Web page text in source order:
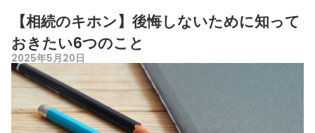
【相続のキホン】後悔しないために知って
おきたい6つのこと
2025年5月20日